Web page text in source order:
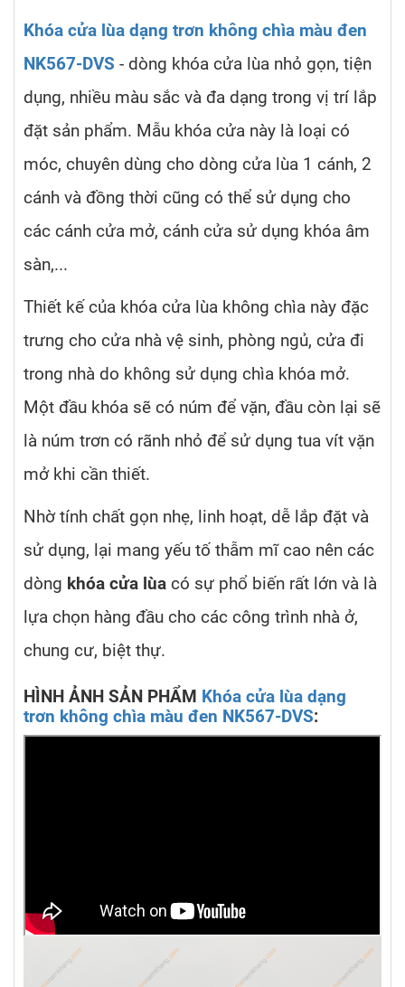
Khóa cửa lùa dạng trơn không chìa màu đen
NK567-DVS - dòng khóa cửa lùa nhỏ gọn, tiện
dụng, nhiều màu sắc và đa dạng trong vị trí lắp
đặt sản phẩm. Mẫu khóa cửa này là loại có
móc, chuyên dùng cho dòng cửa lùa 1 cánh, 2
cánh và đồng thời cũng có thể sử dụng cho
các cánh cửa mở, cánh cửa sử dụng khóa âm
sàn,...
Thiết kế của khóa cửa lùa không chìa này đặc
trưng cho cửa nhà vệ sinh, phòng ngủ, cửa đi
trong nhà do không sử dụng chìa khóa mở.
Một đầu khóa sẽ có núm để vặn, đầu còn lại sẽ
là núm trơn có rãnh nhỏ để sử dụng tua vít vặn
mở khi cần thiết.
Nhờ tính chất gọn nhẹ, linh hoạt, dễ lắp đặt và
sử dụng, lại mang yếu tố thẫm mĩ cao nên các
dòng khóa cửa lùa có sự phổ biến rất lớn và là
lựa chọn hàng đầu cho các công trình nhà ở,
chung cư, biệt thự.
HÌNH ẢNH SẢN PHẨM Khóa cửa lùa dạng
trơn không chìa màu đen NK567-DVS: